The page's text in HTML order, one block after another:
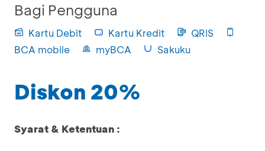
Bagi Pengguna
Kartu Debit Kartu Kredit
QRIS
BCA mobile
myBCA Sakuku
Diskon 20%
Syarat & Ketentuan :